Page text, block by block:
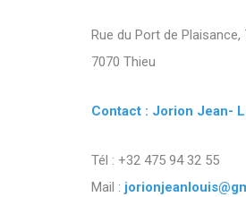
Rue du Port de Plaisance,
7070 Thieu
Contact : Jorion Jean-
Tél : +32 475 94 32 55
Mail :